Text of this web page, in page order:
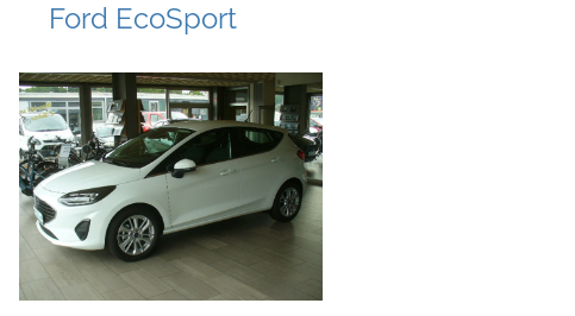
Ford EcoSport